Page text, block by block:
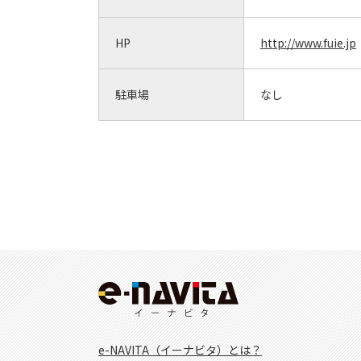
HP http://www.fuie.jp
駐車場 なし
e-NAVITA（イーナビタ）とは？